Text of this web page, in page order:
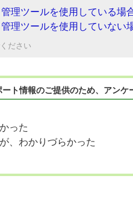
理ツールを使用している場
理ツールを使用していない
ださい
ート情報のご提供のため、アン
った
、わかりづらかった